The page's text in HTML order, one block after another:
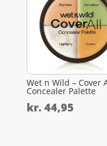
Wet n Wild – Cover
Concealer Palette
kr.44,95